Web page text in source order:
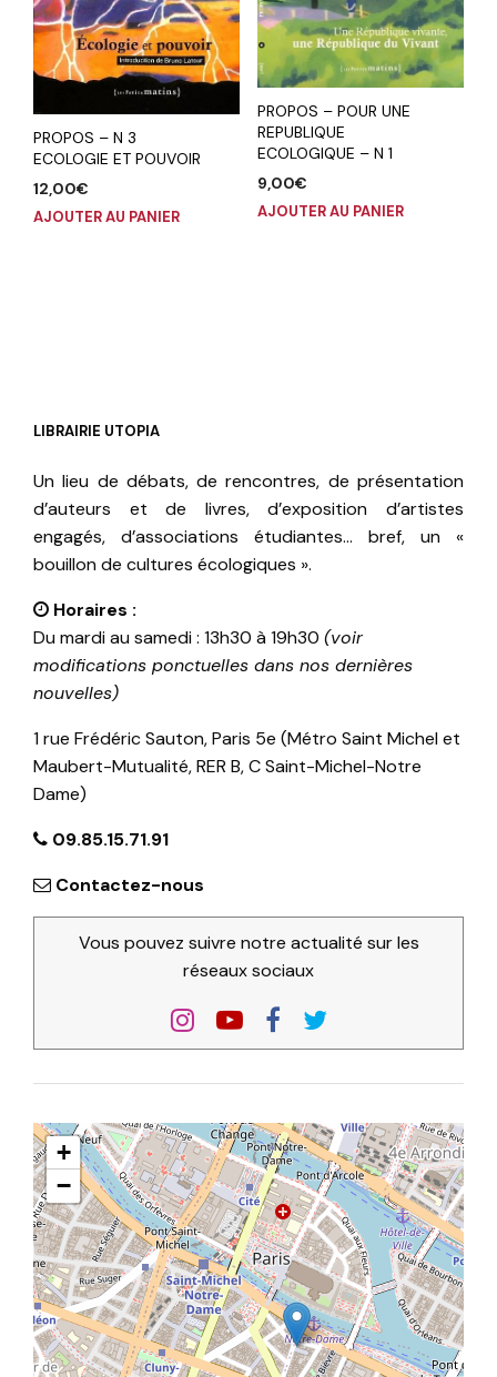
PROPOS – N 3
ECOLOGIE ET POUVOIR
12,00€
AJOUTER AU PANIER
PROPOS – POUR UNE
REPUBLIQUE
ECOLOGIQUE – N 1
9,00€
AJOUTER AU PANIER
LIBRAIRIE UTOPIA
Un lieu de débats, de rencontres, de présentation
d’auteurs et de livres, d’exposition d’artistes
engagés, d’associations étudiantes… bref, un «
bouillon de cultures écologiques ».
Horaires :
Du mardi au samedi : 13h30 à 19h30 (voir
modifications ponctuelles dans nos dernières
nouvelles)
1 rue Frédéric Sauton, Paris 5e (Métro Saint Michel et
Maubert-Mutualité, RER B, C Saint-Michel-Notre
Dame)
09.85.15.71.91
Contactez-nous
Vous pouvez suivre notre actualité sur les
réseaux sociaux
+
−